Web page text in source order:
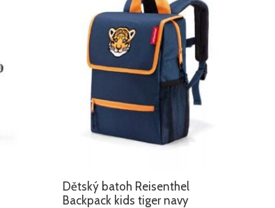
Dětský batoh Reisenthel
Backpack kids tiger navy
byla:
765 Kč.
je:
585 Kč.